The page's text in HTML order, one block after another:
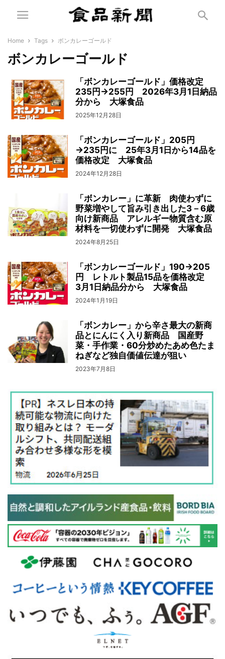
Home Tags ボンカレーゴールド
ボンカレーゴールド
「ボンカレーゴールド」価格改定
235円→255円 2026年3月1日納品
分から 大塚食品
2025年12月28日
「ボンカレーゴールド」205円
→235円に 25年3月1日から14品を
価格改定 大塚食品
2024年12月28日
「ボンカレー」に革新 肉使わずに
野菜増やして旨み引き出した3－6歳
向け新商品 アレルギー物質含む原
材料を一切使わずに開発 大塚食品
2024年8月25日
「ボンカレーゴールド」190→205
円 レトルト製品15品を価格改定
3月1日納品分から 大塚食品
2024年1月19日
「ボンカレー」から辛さ最大の新商
品とにんにく入り新商品 国産野
菜・手作業・60分炒めたあめ色たま
ねぎなど独自価値伝達が狙い
2023年7月8日